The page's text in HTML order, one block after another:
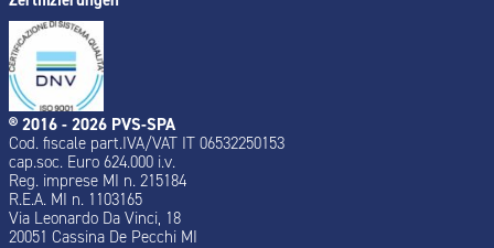
® 2016 - 2026 PVS-SPA
Cod. fiscale part.IVA/VAT IT 06532250153
cap.soc. Euro 624.000 i.v.
Reg. imprese MI n. 215184
R.E.A. MI n. 1103165
Via Leonardo Da Vinci, 18
20051 Cassina De Pecchi MI